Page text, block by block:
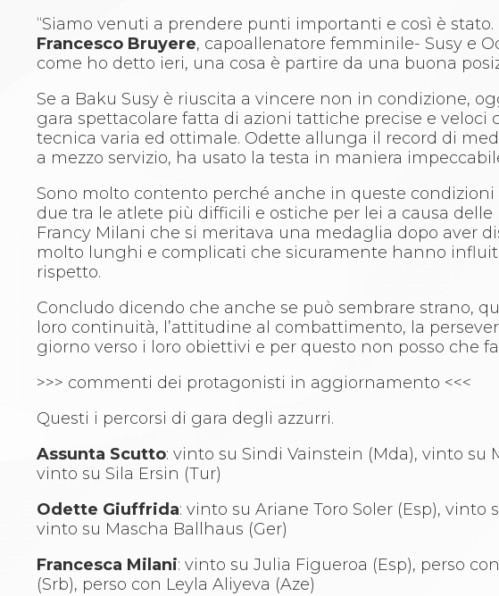
News
Merchandising
Mappa del sito
Contatti
News
Cookies Accept
Newsletter
Webinar
Corsi Monotematici
Corsi di Specializzazione
Corsi FIJLKAM-FISDIR
Edutraining class - Didattica infantile
Corso dirigenti sportivi
Corso Direttore di Gara
Abilitazioni
Sportello Fiscale
News
Modulistica
Quesiti fiscali
Sostenibilità
“Siamo venuti a prendere punti importanti e così è
Francesco Bruyere, capoallenatore femminile- Susy e
come ho detto ieri, una cosa è partire da una buona
Se a Baku Susy è riuscita a vincere non in condizione,
gara spettacolare fatta di azioni tattiche precise e
tecnica varia ed ottimale. Odette allunga il record di
a mezzo servizio, ha usato la testa in maniera
Sono molto contento perché anche in queste
due tra le atlete più difficili e ostiche per lei a causa
Francy Milani che si meritava una medaglia dopo aver
molto lunghi e complicati che sicuramente hanno
rispetto.
Concludo dicendo che anche se può sembrare strano,
loro continuità, l’attitudine al combattimento, la
giorno verso i loro obiettivi e per questo non posso che
>>> commenti dei protagonisti in aggiornamento <<<
Questi i percorsi di gara degli azzurri.
Assunta Scutto: vinto su Sindi Vainstein (Mda), vinto su
vinto su Sila Ersin (Tur)
Odette Giuffrida: vinto su Ariane Toro Soler (Esp),
vinto su Mascha Ballhaus (Ger)
Francesca Milani: vinto su Julia Figueroa (Esp), perso
(Srb), perso con Leyla Aliyeva (Aze)